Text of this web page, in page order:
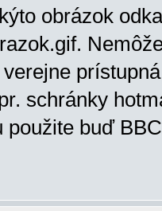
obrázok
schránky
použite buď